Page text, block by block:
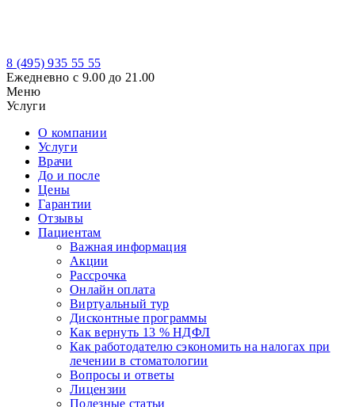
8 (495) 935 55 55
Ежедневно с 9.00 до 21.00
Меню
Услуги
О компании
Услуги
Врачи
До и после
Цены
Гарантии
Отзывы
Пациентам
Важная информация
Акции
Рассрочка
Онлайн оплата
Виртуальный тур
Дисконтные программы
Как вернуть 13 % НДФЛ
Как работодателю сэкономить на налогах при
лечении в стоматологии
Вопросы и ответы
Лицензии
Полезные статьи